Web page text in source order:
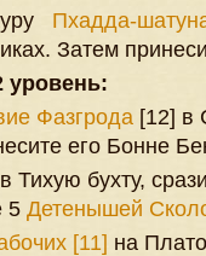
Пхадда-
Затем
уровень:
Фазгрода [12] в
его Бонне
Тихую бухту,
5 Детенышей
[11] на